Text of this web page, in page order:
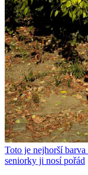
Toto je nejhorší barva
seniorky ji nosí pořád